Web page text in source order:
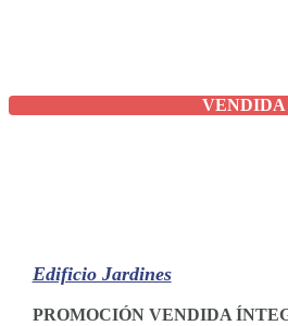
VENDIDA
Edificio Jardines
PROMOCIÓN VENDIDA